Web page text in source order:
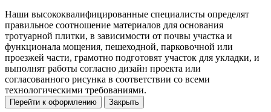
Наши высококвалифицированные специалисты определят
правильное соотношение материалов для основания
тротуарной плитки, в зависимости от почвы участка и
функционала мощения, пешеходной, парковочной или
проезжей части, грамотно подготовят участок для укладки, и
выполнят работы согласно дизайн проекта или
согласованного рисунка в соответствии со всеми
технологическими требованиями.
Перейти к оформлению Закрыть